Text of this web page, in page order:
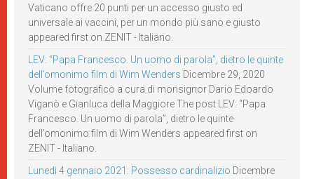
Vaticano offre 20 punti per un accesso giusto ed
universale ai vaccini, per un mondo più sano e giusto
appeared first on ZENIT - Italiano.
LEV: “Papa Francesco. Un uomo di parola”, dietro le quinte
dell’omonimo film di Wim Wenders Dicembre 29, 2020
Volume fotografico a cura di monsignor Dario Edoardo
Viganò e Gianluca della Maggiore The post LEV: “Papa
Francesco. Un uomo di parola”, dietro le quinte
dell’omonimo film di Wim Wenders appeared first on
ZENIT - Italiano.
Lunedì 4 gennaio 2021: Possesso cardinalizio Dicembre